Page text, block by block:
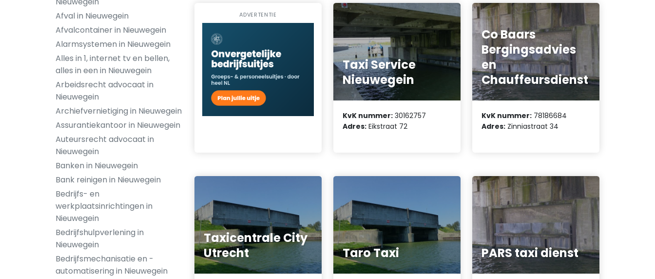
Afval in Nieuwegein
Afvalcontainer in Nieuwegein
Alarmsystemen in Nieuwegein
Alles in 1, internet tv en bellen,
alles in een in Nieuwegein
Arbeidsrecht advocaat in
Nieuwegein
Archiefvernietiging in Nieuwegein
Assurantiekantoor in Nieuwegein
Auteursrecht advocaat in
Nieuwegein
Banken in Nieuwegein
Bank reinigen in Nieuwegein
Bedrijfs- en
werkplaatsinrichtingen in
Nieuwegein
Bedrijfshulpverlening in
Nieuwegein
Bedrijfsmechanisatie en -
automatisering in Nieuwegein
ADVERTENTIE
Taxi Service
Nieuwegein
KvK nummer: 30162757
Adres: Eikstraat 72
Co Baars
Bergingsadvies
en
Chauffeursdienst
KvK nummer: 78186684
Adres: Zinniastraat 34
Taxicentrale City
Utrecht
Taro Taxi PARS taxi dienst